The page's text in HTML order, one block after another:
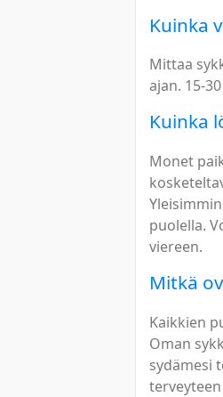
Kuinka
Mittaa
ajan. 15-
Kuinka
Monet
puolella.
viereen.
Mitkä
Kaikkien
Oman
sydämesi